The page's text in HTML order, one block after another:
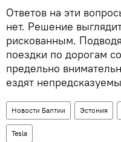
Ответов на эти
нет. Решение
рискованным.
поездки по дорогам
предельно
ездят
Новости Балтии Эстония
Tesla